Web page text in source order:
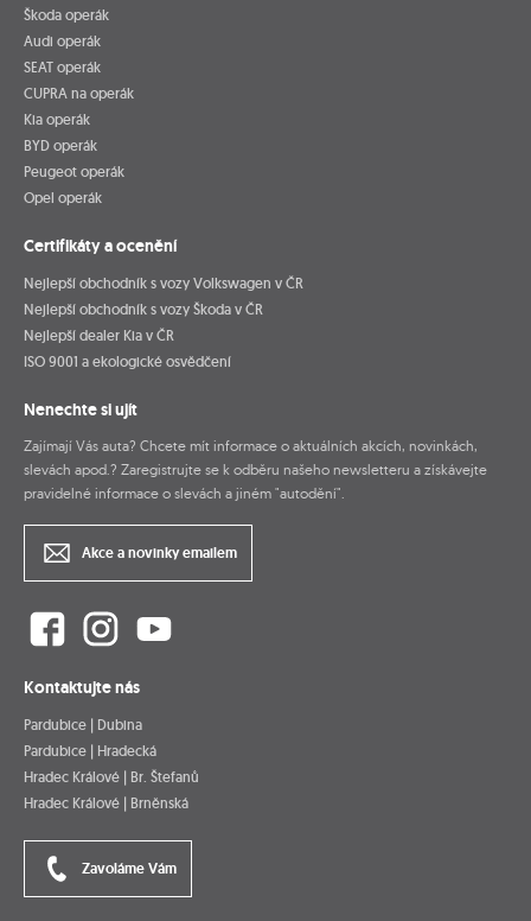
Škoda operák
Audi operák
SEAT operák
CUPRA na operák
Kia operák
BYD operák
Peugeot operák
Opel operák
Certifikáty a ocenění
Nejlepší obchodník s vozy Volkswagen v ČR
Nejlepší obchodník s vozy Škoda v ČR
Nejlepší dealer Kia v ČR
ISO 9001 a ekologické osvědčení
Nenechte si ujít
Zajímají Vás auta? Chcete mít informace o aktuálních akcích, novinkách,
slevách apod.? Zaregistrujte se k odběru našeho newsletteru a získávejte
pravidelné informace o slevách a jiném "autodění".
Akce a novinky emailem
Kontaktujte nás
Pardubice | Dubina
Pardubice | Hradecká
Hradec Králové | Br. Štefanů
Hradec Králové | Brněnská
Zavoláme Vám